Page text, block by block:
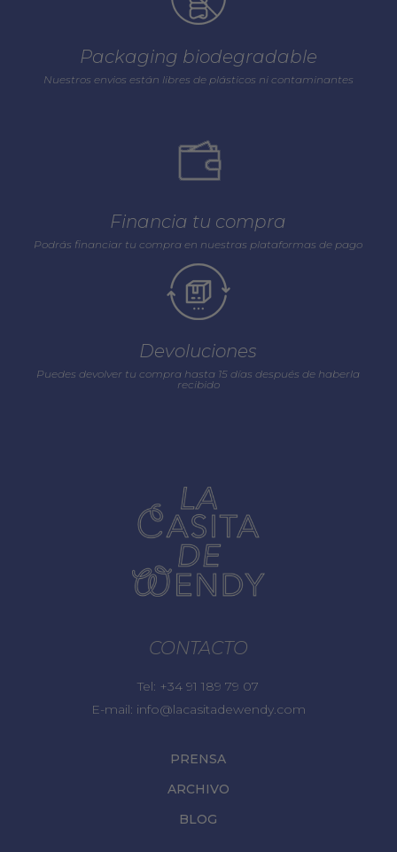
Packaging biodegradable
Nuestros envios están libres de plásticos ni contaminantes
Financia tu compra
Podrás financiar tu compra en nuestras plataformas de pago
Devoluciones
Puedes devolver tu compra hasta 15 días después de haberla
recibido
CONTACTO
Tel: +34 91 189 79 07
E-mail: info@lacasitadewendy.com
PRENSA
ARCHIVO
BLOG